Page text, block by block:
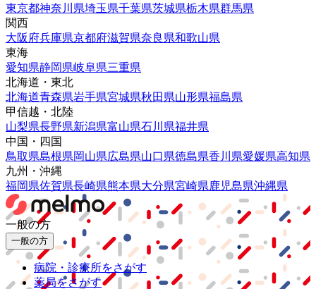
東京都神奈川県埼玉県千葉県茨城県栃木県群馬県
関西
大阪府兵庫県京都府滋賀県奈良県和歌山県
東海
愛知県静岡県岐阜県三重県
北海道・東北
北海道青森県岩手県宮城県秋田県山形県福島県
甲信越・北陸
山梨県長野県新潟県富山県石川県福井県
中国・四国
鳥取県島根県岡山県広島県山口県徳島県香川県愛媛県高知県
九州・沖縄
福岡県佐賀県長崎県熊本県大分県宮崎県鹿児島県沖縄県
一般の方
一般の方
病院・診療所をさがす
薬局をさがす